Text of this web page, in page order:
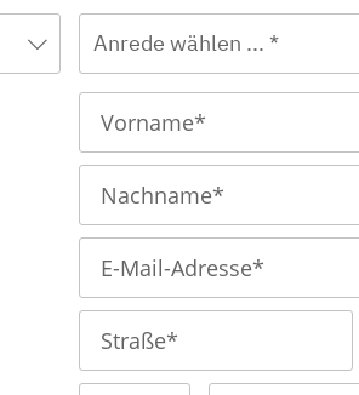
(Fernlehrgang)
Sport- und Fitnesstraining
(Fernlehrgang)
(Fernlehrgang)
Anrede wählen ... *